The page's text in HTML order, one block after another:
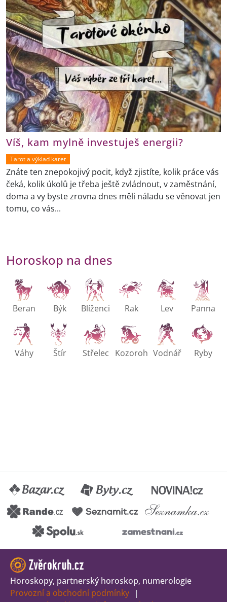
Víš, kam mylně investuješ energii?
Tarot a výklad karet
Znáte ten znepokojivý pocit, když zjistíte, kolik práce vás
čeká, kolik úkolů je třeba ještě zvládnout, v zaměstnání,
doma a vy byste zrovna dnes měli náladu se věnovat jen
tomu, co vás...
Horoskop na dnes
Beran Býk Blíženci Rak Lev Panna
Váhy Štír Střelec Kozoroh Vodnář Ryby
Horoskopy, partnerský horoskop, numerologie
Provozní a obchodní podmínky